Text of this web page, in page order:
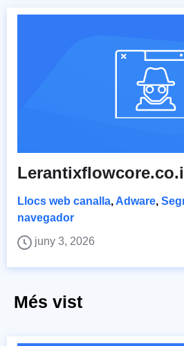
Llocs web canalla, Adware,
navegador
juny 3, 2026
Més vist